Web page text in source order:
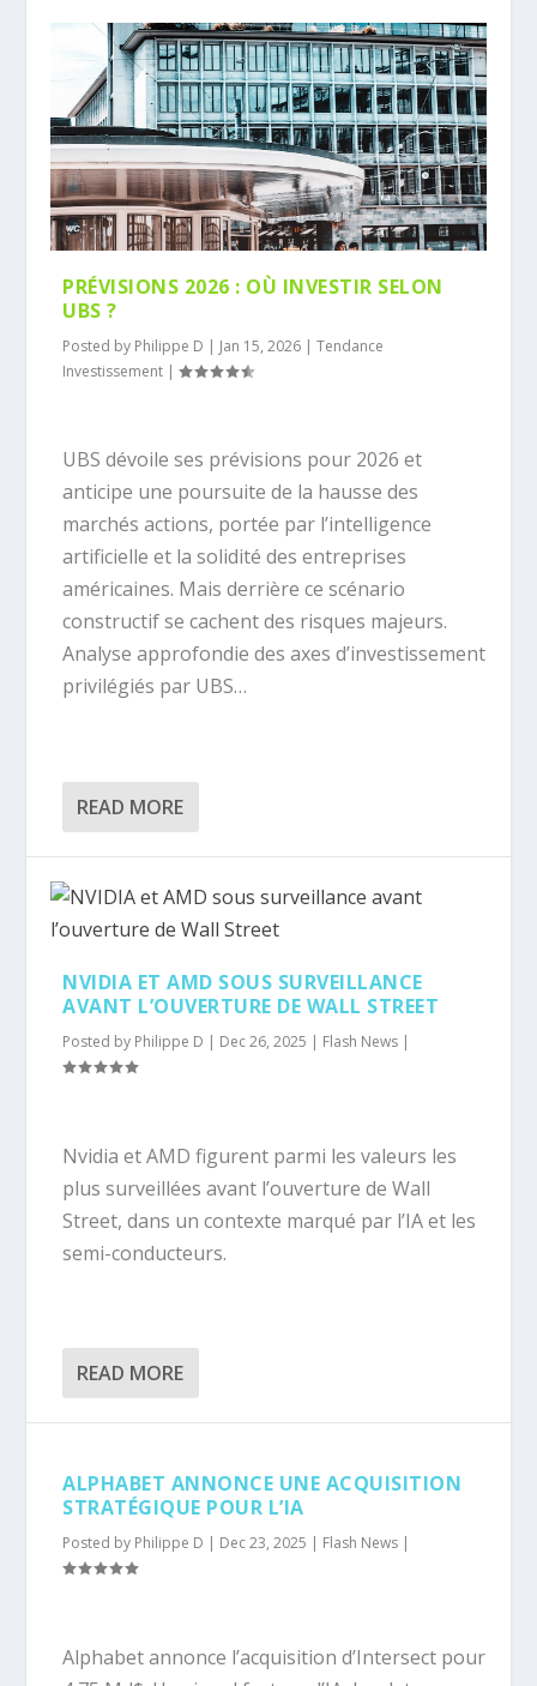
PRÉVISIONS 2026 : OÙ INVESTIR SELON
UBS ?
Posted by Philippe D | Jan 15, 2026 |Tendance
Investissement |
UBS dévoile ses prévisions pour 2026 et
anticipe une poursuite de la hausse des
marchés actions, portée par l’intelligence
artificielle et la solidité des entreprises
américaines. Mais derrière ce scénario
constructif se cachent des risques majeurs.
Analyse approfondie des axes d’investissement
privilégiés par UBS…
READ MORE
NVIDIA ET AMD SOUS SURVEILLANCE
AVANT L’OUVERTURE DE WALL STREET
Posted by Philippe D | Dec 26, 2025 | Flash News |
Nvidia et AMD figurent parmi les valeurs les
plus surveillées avant l’ouverture de Wall
Street, dans un contexte marqué par l’IA et les
semi-conducteurs.
READ MORE
ALPHABET ANNONCE UNE ACQUISITION
STRATÉGIQUE POUR L’IA
Posted by Philippe D | Dec 23, 2025 | Flash News |
Alphabet annonce l’acquisition d’Intersect pour